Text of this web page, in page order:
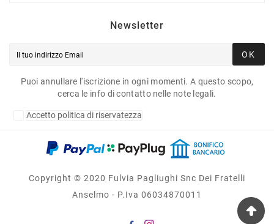
Newsletter
OK
Puoi annullare l'iscrizione in ogni momenti. A questo scopo,
cerca le info di contatto nelle note legali.
Accetto politica di riservatezza
Copyright © 2020 Fulvia Pagliughi Snc Dei Fratelli
Anselmo - P.Iva 06034870011